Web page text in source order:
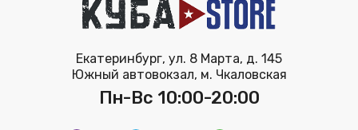
Екатеринбург, ул. 8 Марта, д. 145
Южный автовокзал, м. Чкаловская
Пн-Вс 10:00-20:00